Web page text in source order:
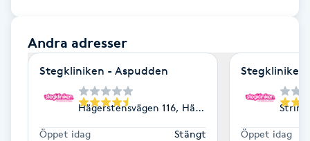
Katun fransar
Kemisk peeling
Andra adresser
Stegkliniken - Aspudden
Hägerstensvägen 116, Hägersten
Öppet idag Stängt
Stegkliniken
Öppet idag